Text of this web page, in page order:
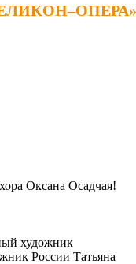
Оксана Осадчая!
художник
России Татьяна